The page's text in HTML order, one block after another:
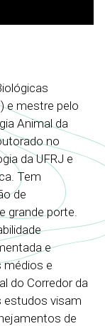
e mestre pelo
Animal da
no
da UFRJ e
Tem
de
grande porte.
e
médios e
do Corredor da
estudos visam
de